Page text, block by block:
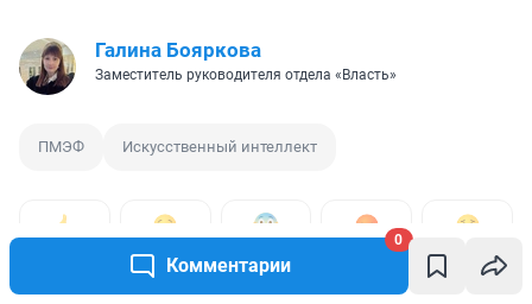
Комментарии
0
Галина Бояркова
Заместитель руководителя отдела «Власть»
ПМЭФ Искусственный интеллект